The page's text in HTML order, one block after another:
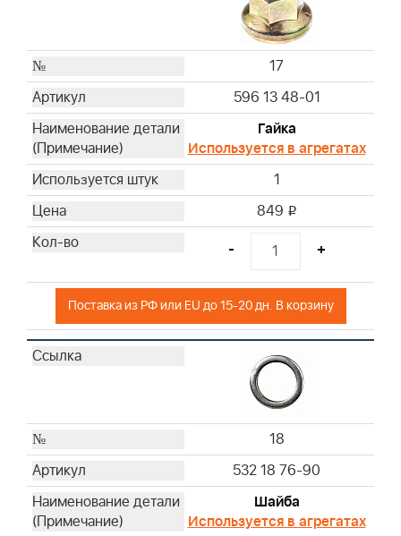
17
596 13 48-01
Гайка
Используется в агрегатах
1
849 i
- +
Поставка из РФ или EU до 15-20 дн. В корзину
18
532 18 76-90
Шайба
Используется в агрегатах